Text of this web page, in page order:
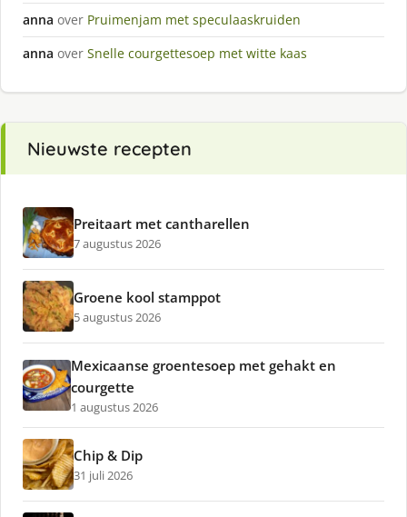
anna over Pruimenjam met speculaaskruiden
anna over Snelle courgettesoep met witte kaas
Nieuwste recepten
Preitaart met cantharellen
7 augustus 2026
Groene kool stamppot
5 augustus 2026
Mexicaanse groentesoep met gehakt en
courgette
1 augustus 2026
Chip & Dip
31 juli 2026